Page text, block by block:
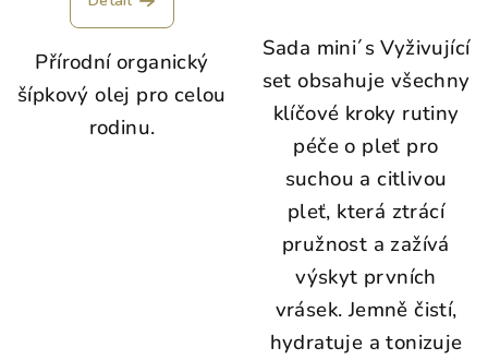
Přírodní organický
šípkový olej pro celou
rodinu.
Sada mini´s Vyživující
set obsahuje všechny
klíčové kroky rutiny
péče o pleť pro
suchou a citlivou
pleť, která ztrácí
pružnost a zažívá
výskyt prvních
vrásek. Jemně čistí,
hydratuje a tonizuje